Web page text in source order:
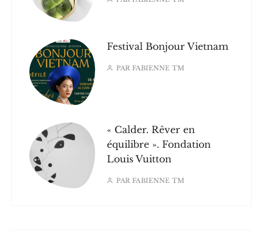
Festival Bonjour Vietnam
PARFABIENNE TM
« Calder. Rêver en
équilibre ». Fondation
Louis Vuitton
PARFABIENNE TM